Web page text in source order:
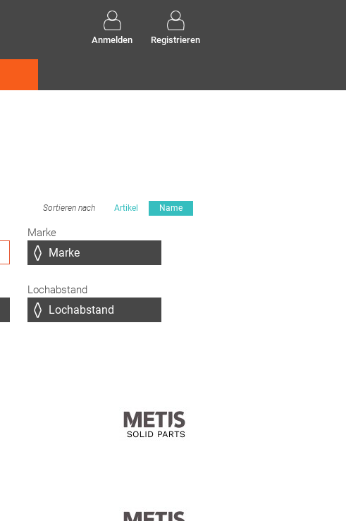
Anmelden Registrieren
Sortieren nach Artikel Name
Marke
Lochabstand